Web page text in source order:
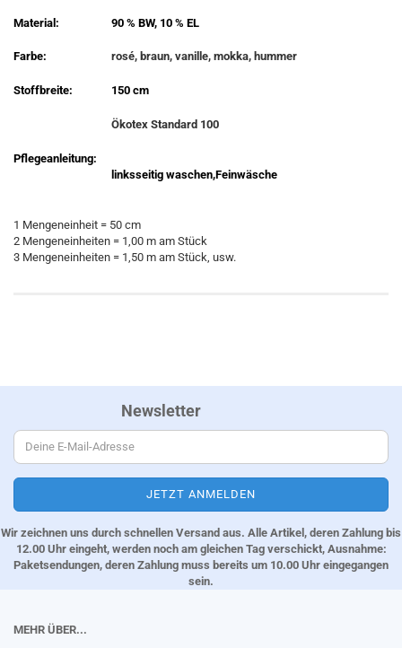
Material: 90 % BW, 10 % EL
Farbe: rosé, braun, vanille, mokka, hummer
Stoffbreite: 150 cm
Ökotex Standard 100
Pflegeanleitung:
linksseitig waschen,Feinwäsche
1 Mengeneinheit = 50 cm
2 Mengeneinheiten = 1,00 m am Stück
3 Mengeneinheiten = 1,50 m am Stück, usw.
Newsletter
Wir zeichnen uns durch schnellen Versand aus. Alle Artikel, deren Zahlung bis
12.00 Uhr eingeht, werden noch am gleichen Tag verschickt, Ausnahme:
Paketsendungen, deren Zahlung muss bereits um 10.00 Uhr eingegangen
sein.
MEHR ÜBER...